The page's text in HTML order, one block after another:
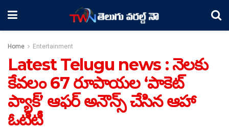
Home Entertainment
Latest Telugu news : నెలకు
కేవలం 67 రూపాయల ‘పాకెట్
ప్యాక్’ ఆఫర్ అనౌన్స్ చేసిన ఆహా
ఓటీటీ